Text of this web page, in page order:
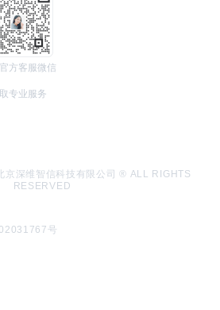
方客服微信
专业服务
深维智信科技有限公司 ® ALL RIGHTS
RESERVED
号